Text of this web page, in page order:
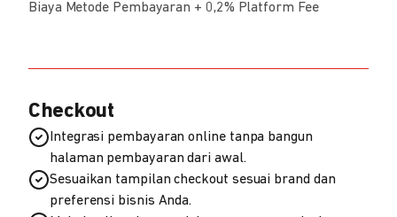
Biaya Metode Pembayaran + 0,2% Platform Fee
Checkout
Integrasi pembayaran online tanpa bangun
halaman pembayaran dari awal.
Sesuaikan tampilan checkout sesuai brand dan
preferensi bisnis Anda.